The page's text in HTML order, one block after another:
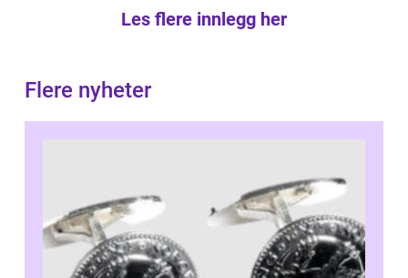
Les flere innlegg her
Flere nyheter